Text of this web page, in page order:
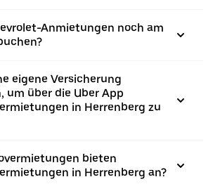
Anmietungen noch am
eigene Versicherung
um über die Uber App
in Herrenberg zu
bieten
in Herrenberg an?